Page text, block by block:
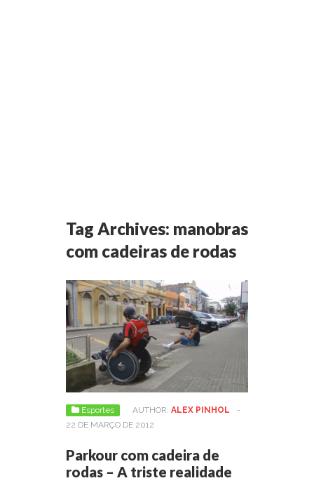
Tag Archives: manobras
com cadeiras de rodas
Esportes AUTHOR: ALEX PINHOL
-
22 DE MARÇO DE 2012
Parkour com cadeira de
rodas – A triste realidade